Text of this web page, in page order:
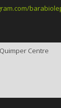
Centre